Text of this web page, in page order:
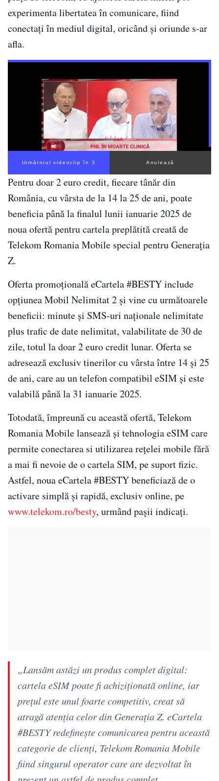
experimenta libertatea în comunicare, fiind
conectați în mediul digital, oricând și oriunde s-ar
afla.
Următorul videoclip în 3 Anulează
Pentru doar 2 euro credit, fiecare tânăr din
România, cu vârsta de la 14 la 25 de ani, poate
beneficia până la finalul lunii ianuarie 2025 de
noua ofertă pentru cartela preplătită creată de
Telekom Romania Mobile special pentru Generația
Z.
Oferta promoțională eCartela #BESTY include
opțiunea Mobil Nelimitat 2 și vine cu următoarele
beneficii: minute și SMS-uri naționale nelimitate
plus trafic de date nelimitat, valabilitate de 30 de
zile, totul la doar 2 euro credit lunar. Oferta se
adresează exclusiv tinerilor cu vârsta între 14 și 25
de ani, care au un telefon compatibil eSIM și este
valabilă până la 31 ianuarie 2025.
Totodată, împreună cu această ofertă, Telekom
Romania Mobile lansează și tehnologia eSIM care
permite conectarea si utilizarea rețelei mobile fără
a mai fi nevoie de o cartela SIM, pe suport fizic.
Astfel, noua eCartela #BESTY beneficiază de o
activare simplă și rapidă, exclusiv online, pe
www.telekom.ro/besty, urmând pașii indicați.
„Lansăm astăzi un produs complet digital:
cartela eSIM poate fi achiziționată online, iar
prețul este unul foarte competitiv, creat să
atragă atenția celor din Generația Z. eCartela
#BESTY redefinește comunicarea pentru această
categorie de clienți, Telekom Romania Mobile
fiind singurul operator care are dezvoltat în